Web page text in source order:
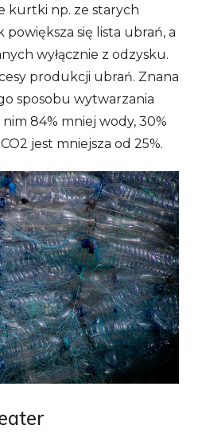
kurtki np. ze starych
się lista ubrań, a
wyłącznie z odzysku.
produkcji ubrań. Znana
sposobu wytwarzania
84% mniej wody, 30%
jest mniejsza od 25%.